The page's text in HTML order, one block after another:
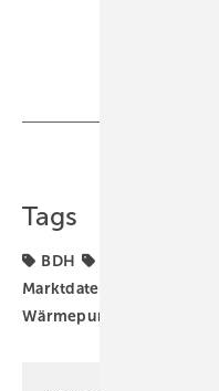
Tags
BDH
Marktdaten
Wärmepumpen-Rollout